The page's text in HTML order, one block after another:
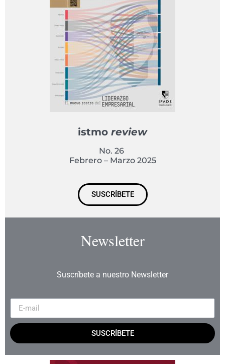
istmo review
No. 26
Febrero – Marzo 2025
SUSCRÍBETE
Newsletter
Suscríbete a nuestro Newsletter
SUSCRÍBETE